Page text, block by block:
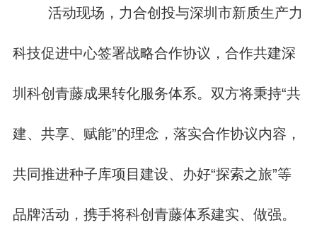
活动现场，力合创投与深圳市新质生产力
科技促进中心签署战略合作协议，合作共建深
圳科创青藤成果转化服务体系。双方将秉持“共
建、共享、赋能”的理念，落实合作协议内容，
共同推进种子库项目建设、办好“探索之旅”等
品牌活动，携手将科创青藤体系建实、做强。